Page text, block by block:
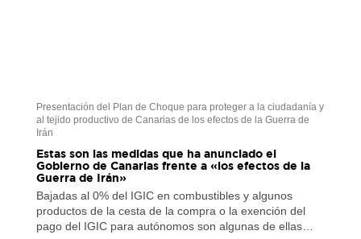
Presentación del Plan de Choque para proteger a la ciudadanía y
al tejido productivo de Canarias de los efectos de la Guerra de
Irán
Estas son las medidas que ha anunciado el
Gobierno de Canarias frente a «los efectos de la
Guerra de Irán»
Bajadas al 0% del IGIC en combustibles y algunos
productos de la cesta de la compra o la exención del
pago del IGIC para autónomos son algunas de ellas…